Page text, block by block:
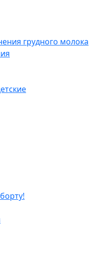
грудного молока